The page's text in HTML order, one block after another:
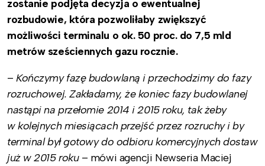
zostanie podjęta decyzja o ewentualnej
rozbudowie, która pozwoliłaby zwiększyć
możliwości terminalu o ok. 50 proc. do 7,5 mld
metrów sześciennych gazu rocznie.
–Kończymy fazę budowlaną i przechodzimy do fazy
rozruchowej. Zakładamy, że koniec fazy budowlanej
nastąpi na przełomie 2014 i 2015 roku, tak żeby
w kolejnych miesiącach przejść przez rozruchy i by
terminal był gotowy do odbioru komercyjnych dostaw
już w 2015 roku – mówi agencji Newseria Maciej